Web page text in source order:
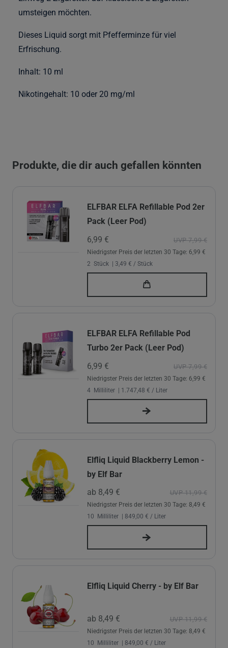
umsteigen möchten.
Dieses Liquid sorgt mit Pfefferminze für viel
Erfrischung.
Inhalt: 10 ml
Nikotingehalt: 10 oder 20 mg/ml
Produkte, die dir auch gefallen könnten
ELFBAR ELFA Refillable Pod 2er
Pack (Leer Pod)
UVP 7,99 €
6,99 €
Niedrigster Preis der letzten 30 Tage: 6,99 €
2 Stück | 3,49 € / Stück
ELFBAR ELFA Refillable Pod
Turbo 2er Pack (Leer Pod)
UVP 7,99 €
6,99 €
Niedrigster Preis der letzten 30 Tage: 6,99 €
4 Milliliter | 1.747,48 € / Liter
Elfliq Liquid Blackberry Lemon -
by Elf Bar
UVP 11,99 €
ab 8,49 €
Niedrigster Preis der letzten 30 Tage: 8,49 €
10
Milliliter | 849,00 € / Liter
Elfliq Liquid Cherry - by Elf Bar
UVP 11,99 €
ab 8,49 €
Niedrigster Preis der letzten 30 Tage: 8,49 €
10 Milliliter | 849,00 € / Liter